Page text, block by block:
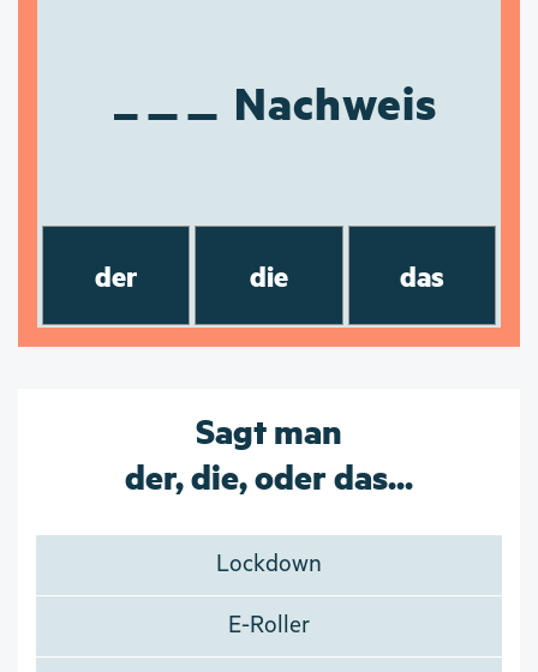
Nachweis
der die das
Sagt man
der, die, oder das...
Lockdown
E-Roller